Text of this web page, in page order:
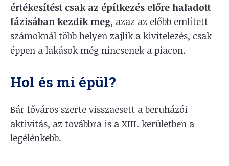
értékesítést csak az építkezés előre haladott
fázisában kezdik meg, azaz az előbb említett
számoknál több helyen zajlik a kivitelezés, csak
éppen a lakások még nincsenek a piacon.
Hol és mi épül?
Bár főváros szerte visszaesett a beruházói
aktivitás, az továbbra is a XIII. kerületben a
legélénkebb.